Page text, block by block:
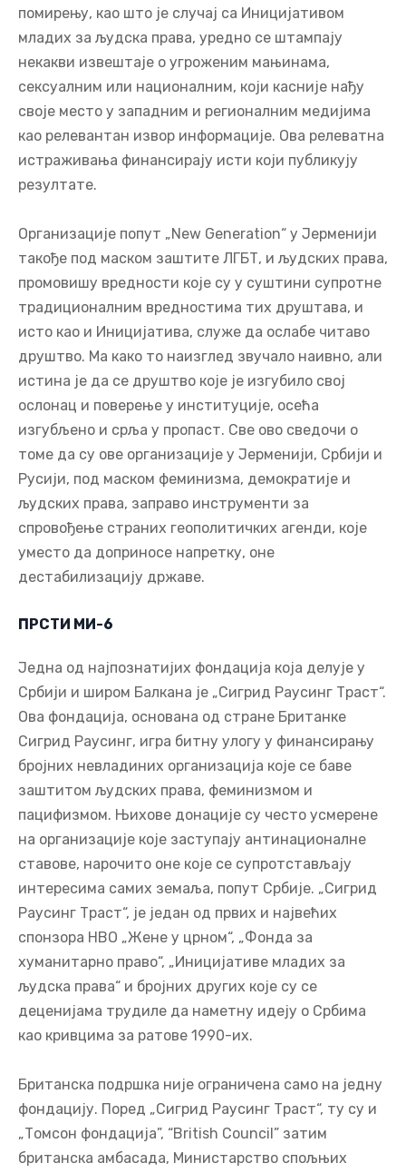
помирењу, као што је случај са Иницијативом
младих за људска права, уредно се штампају
некакви извештаје о угроженим мањинама,
сексуалним или националним, који касније нађу
своје место у западним и регионалним медијима
као релевантан извор информације. Ова релеватна
истраживања финансирају исти који публикују
резултате.
Организације попут „New Generation“ у Јерменији
такође под маском заштите ЛГБТ, и људских права,
промовишу вредности које су у суштини супротне
традиционалним вредностима тих друштава, и
исто као и Иницијатива, служе да ослабе читаво
друштво. Ма како то наизглед звучало наивно, али
истина је да се друштво које је изгубило свој
ослонац и поверење у институције, осећа
изгубљено и срља у пропаст. Све ово сведочи о
томе да су ове организације у Јерменији, Србији и
Русији, под маском феминизма, демократије и
људских права, заправо инструменти за
спровођење страних геополитичких агенди, које
уместо да доприносе напретку, оне
дестабилизацију државе.
ПРСТИ МИ-6
Једна од најпознатијих фондација која делује у
Србији и широм Балкана је „Сигрид Раусинг Траст“.
Ова фондација, основана од стране Британке
Сигрид Раусинг, игра битну улогу у финансирању
бројних невладиних организација које се баве
заштитом људских права, феминизмом и
пацифизмом. Њихове донације су често усмерене
на организације које заступају антинационалне
ставове, нарочито оне које се супротстављају
интересима самих земаља, попут Србије. „Сигрид
Раусинг Траст“, је један од првих и највећих
спонзора НВО „Жене у црном“, „Фонда за
хуманитарно право“, „Иницијативе младих за
људска права“ и бројних других које су се
деценијама трудиле да наметну идеју о Србима
као кривцима за ратове 1990-их.
Британска подршка није ограничена само на једну
фондацију. Поред „Сигрид Раусинг Траст“, ту су и
„Томсон фондација”, “British Council” затим
британска амбасада, Министарство спољњих